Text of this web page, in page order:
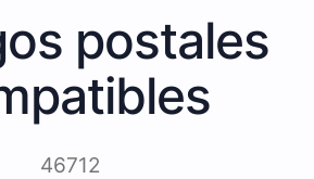
postales
46712